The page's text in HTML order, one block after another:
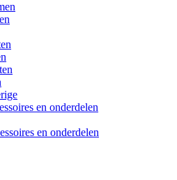
en onderdelen
en onderdelen